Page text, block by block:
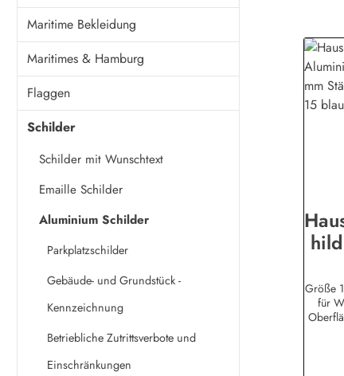
Maritime Bekleidung
Maritimes & Hamburg
Flaggen
Schilder
Schilder mit Wunschtext
Emaille Schilder
Aluminium Schilder
Parkplatzschilder
Gebäude- und Grundstück -
Kennzeichnung
Betriebliche Zutrittsverbote und
Einschränkungen
Größe
für